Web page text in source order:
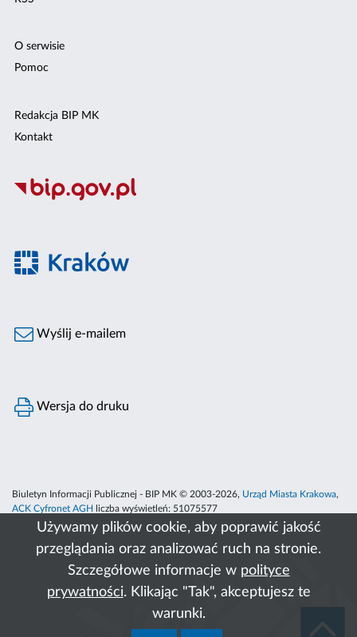
Używamy plików cookie, aby poprawić jakość
przeglądania oraz analizować ruch na stronie.
Szczegółowe informacje w polityce
prywatności. Klikając "Tak", akceptujesz te
warunki.
O serwisie
Pomoc
Redakcja BIP MK
Kontakt
Wyślij e-mailem
Wersja do druku
Biuletyn Informacji Publicznej - BIP MK © 2003-2026, Urząd Miasta Krakowa,
ACK Cyfronet AGH
liczba wyświetleń: 51075577